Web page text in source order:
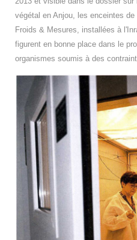
végétal en Anjou, les enceintes
Froids & Mesures, installées à
figurent en bonne place dans le
organismes soumis à des